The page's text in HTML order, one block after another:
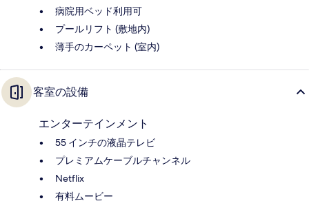
病院用ベッド利用可
プールリフト (敷地内)
薄手のカーペット (室内)
客室の設備
エンターテインメント
55 インチの液晶テレビ
プレミアムケーブルチャンネル
Netflix
有料ムービー